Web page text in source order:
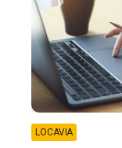
LOCAVIA